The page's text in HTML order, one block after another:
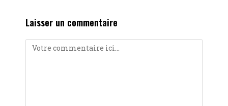
Laisser un commentaire